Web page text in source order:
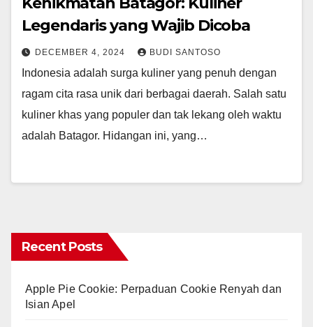
Legendaris yang Wajib Dicoba
DECEMBER 4, 2024 BUDI SANTOSO
Indonesia adalah surga kuliner yang penuh dengan
ragam cita rasa unik dari berbagai daerah. Salah satu
kuliner khas yang populer dan tak lekang oleh waktu
adalah Batagor. Hidangan ini, yang…
Recent Posts
Apple Pie Cookie: Perpaduan Cookie Renyah dan
Isian Apel